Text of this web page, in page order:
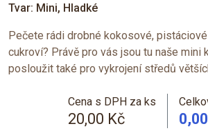
Tvar: Mini, Hladké
Pečete rádi drobné kokosové,
cukroví? Právě pro vás jsou tu naše mini
posloužit také pro vykrojení středů
Cena s DPH za ks
20,00 Kč